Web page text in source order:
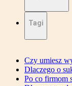
Tagi
Czy umiesz
Dlaczego o
Po co firmom